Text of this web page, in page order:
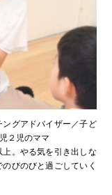
グアドバイザー／子ど
２児のママ
。やる気を引き出しな
びのびと過ごしていく